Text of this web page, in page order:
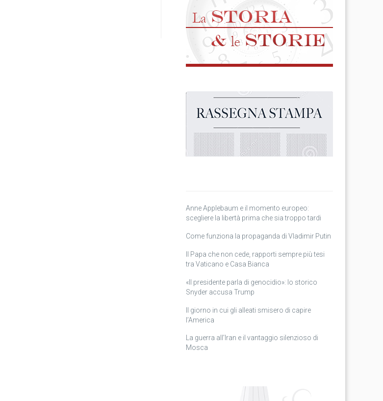
Anne Applebaum e il momento europeo:
scegliere la libertà prima che sia troppo tardi
Come funziona la propaganda di Vladimir Putin
Il Papa che non cede, rapporti sempre più tesi
tra Vaticano e Casa Bianca
«Il presidente parla di genocidio»: lo storico
Snyder accusa Trump
Il giorno in cui gli alleati smisero di capire
l’America
La guerra all’Iran e il vantaggio silenzioso di
Mosca